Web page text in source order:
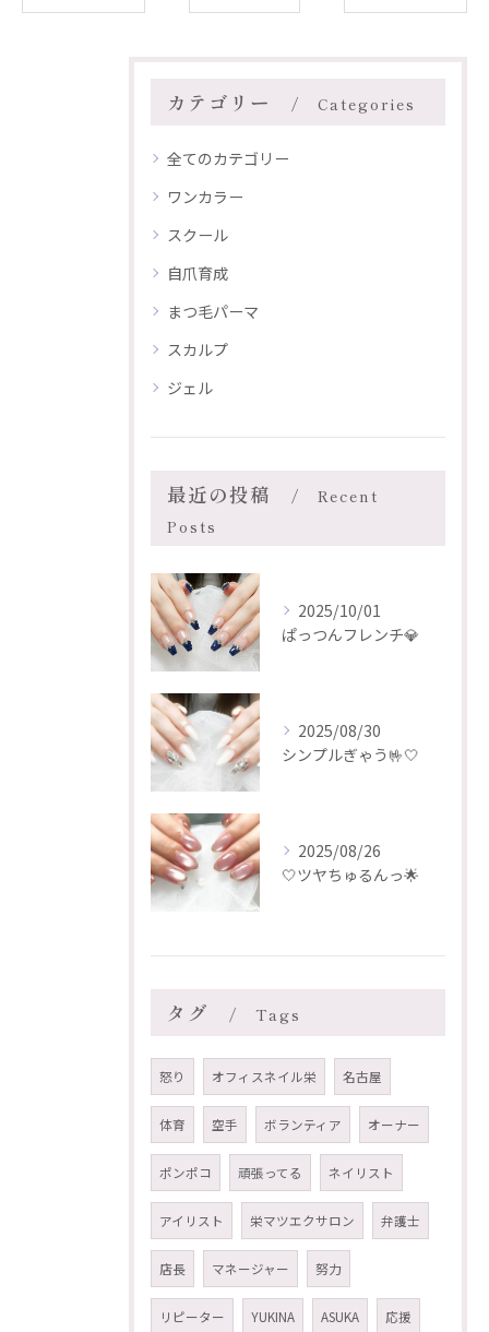
カテゴリー Categories
全てのカテゴリー
ワンカラー
スクール
自爪育成
まつ毛パーマ
スカルプ
ジェル
最近の投稿
Recent
Posts
2025/10/01
ぱっつんフレンチ💎
2025/08/30
シンプルぎゃう🤟🤍
2025/08/26
🤍ツヤちゅるんっ🌟
タグ Tags
怒り オフィスネイル栄 名古屋
体育 空手 ボランティア オーナー
ポンポコ 頑張ってる ネイリスト
アイリスト 栄マツエクサロン 弁護士
店長 マネージャー 努力
リピーター YUKINA ASUKA 応援